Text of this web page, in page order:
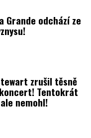
Grande odchází ze
zrušil těsně
Tentokrát
nemohl!